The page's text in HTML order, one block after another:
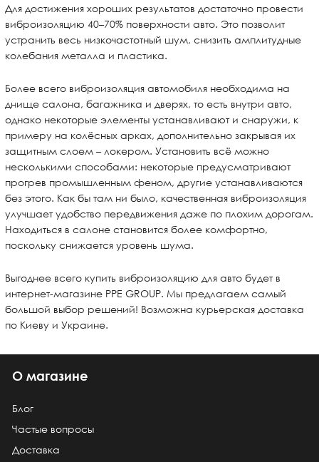
Для достижения хороших результатов достаточно провести
виброизоляцию 40–70% поверхности авто. Это позволит
устранить весь низкочастотный шум, снизить амплитудные
колебания металла и пластика.
Более всего виброизоляция автомобиля необходима на
днище салона, багажника и дверях, то есть внутри авто,
однако некоторые элементы устанавливают и снаружи, к
примеру на колёсных арках, дополнительно закрывая их
защитным слоем – локером. Установить всё можно
несколькими способами: некоторые предусматривают
прогрев промышленным феном, другие устанавливаются
без этого. Как бы там ни было, качественная виброизоляция
улучшает удобство передвижения даже по плохим дорогам.
Находиться в салоне становится более комфортно,
поскольку снижается уровень шума.
Выгоднее всего купить виброизоляцию для авто будет в
интернет-магазине PPE GROUP. Мы предлагаем самый
большой выбор решений! Возможна курьерская доставка
по Киеву и Украине.
О магазине
Блог
Частые вопросы
Доставка